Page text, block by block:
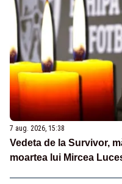
7 aug. 2026, 15:38
Vedeta de la Survivor,
moartea lui Mircea